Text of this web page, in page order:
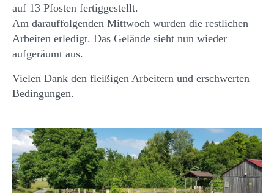
auf 13 Pfosten fertiggestellt.
Am darauffolgenden Mittwoch wurden die restlichen
Arbeiten erledigt. Das Gelände sieht nun wieder
aufgeräumt aus.
Vielen Dank den fleißigen Arbeitern und erschwerten
Bedingungen.